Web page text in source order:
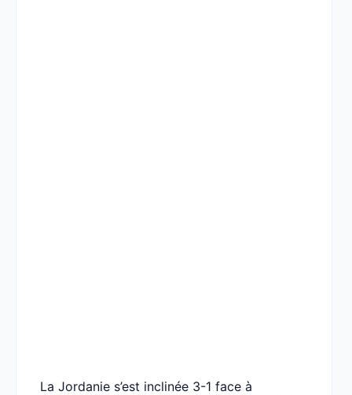
La Jordanie s’est inclinée 3-1 face à